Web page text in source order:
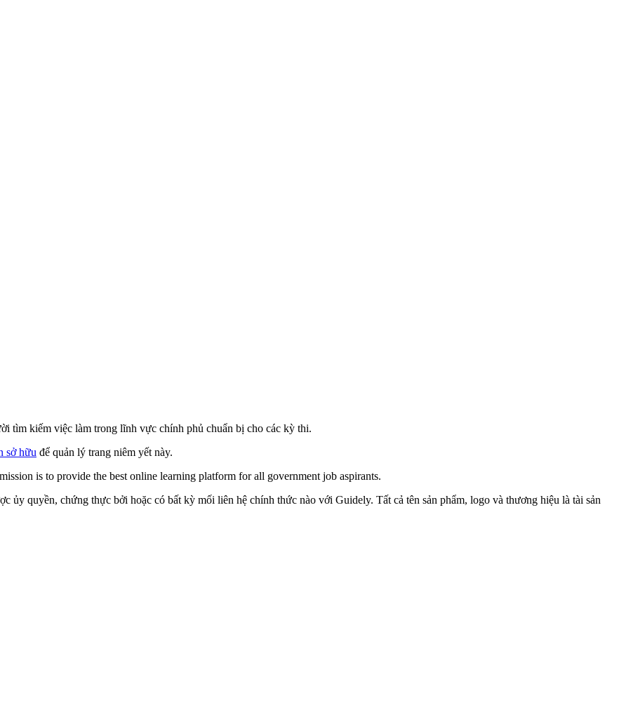
tìm kiếm việc làm trong lĩnh vực chính phủ chuẩn bị cho các kỳ thi.
sở hữu để quản lý trang niêm yết này.
is to provide the best online learning platform for all government job aspirants.
ủy quyền, chứng thực bởi hoặc có bất kỳ mối liên hệ chính thức nào với Guidely. Tất cả tên sản phẩm, logo và thương hiệu là tài sản